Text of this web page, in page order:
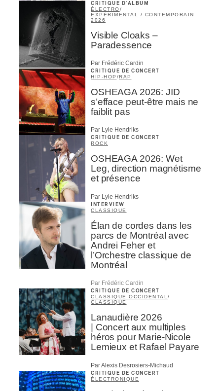
CRITIQUE D'ALBUM
ÉLECTRO/
EXPÉRIMENTAL / CONTEMPORAIN
2026
Visible Cloaks –
Paradessence
Par Frédéric Cardin
CRITIQUE DE CONCERT
HIP-HOP /RAP
OSHEAGA 2026: JID
s’efface peut-être mais ne
faiblit pas
Par Lyle Hendriks
CRITIQUE DE CONCERT
ROCK
OSHEAGA 2026: Wet
Leg, direction magnétisme
et présence
Par Lyle Hendriks
INTERVIEW
CLASSIQUE
Élan de cordes dans les
parcs de Montréal avec
Andrei Feher et
l’Orchestre classique de
Montréal
Par Frédéric Cardin
CRITIQUE DE CONCERT
CLASSIQUE OCCIDENTAL/
CLASSIQUE
Lanaudière 2026
| Concert aux multiples
héros pour Marie-Nicole
Lemieux et Rafael Payare
Par Alexis Desrosiers-Michaud
CRITIQUE DE CONCERT
ÉLECTRONIQUE